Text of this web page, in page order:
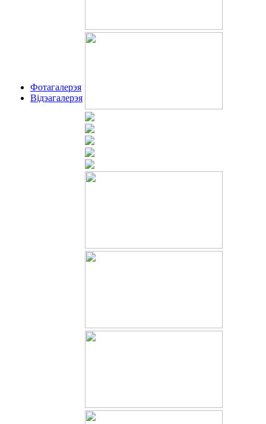
Фотагалерэя
Відэагалерэя